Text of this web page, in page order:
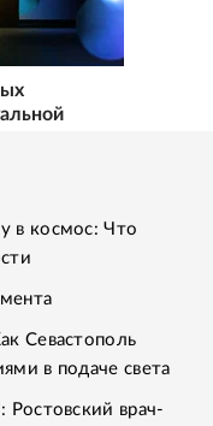
в космос: Что
Севастополь
в подаче света
Ростовский врач-